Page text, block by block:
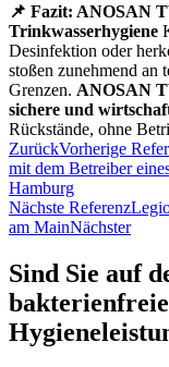
📌 Fazit: ANOSAN
Trinkwasserhygiene
Desinfektion oder
stoßen zunehmend an
Grenzen. ANOSAN
sichere und
Rückstände, ohne
ZurückVorherige
mit dem Betreiber
Hamburg
Nächste Referenz
am MainNächster
Sind Sie auf